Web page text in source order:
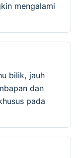
mengalami
bilik, jauh
dan
pada